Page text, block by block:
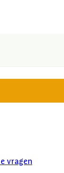
vragen